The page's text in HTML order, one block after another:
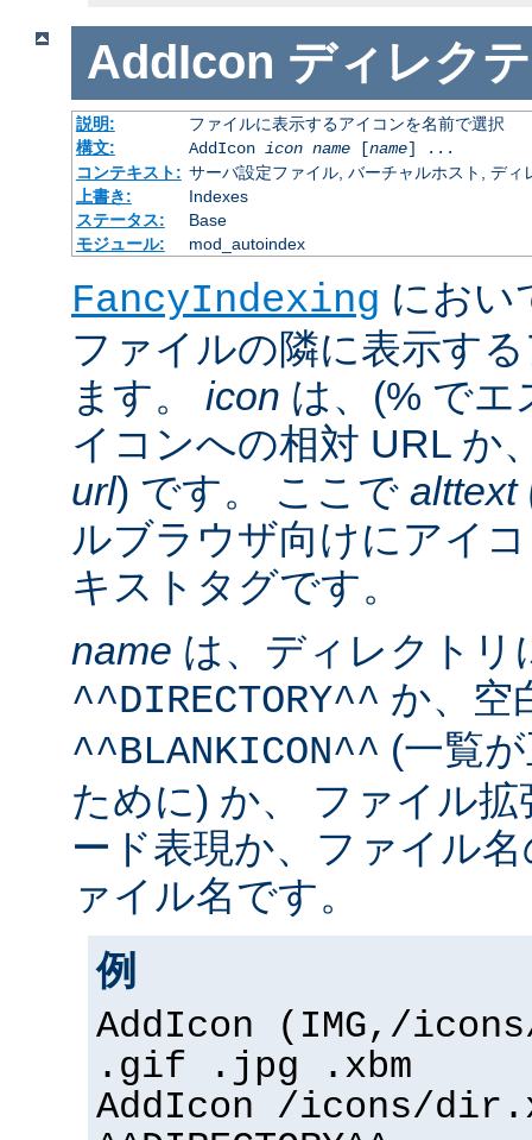
AddIcon ディレク
説明:
ファイルに表示するアイコンを名前で選択
構文:
AddIcon icon name[name] ...
コンテキスト: サーバ設定ファイル, バーチャルホスト, ディ
上書き:
Indexes
ステータス:
Base
モジュール:
mod_autoindex
FancyIndexing にお
ファイルの隣に表示す
ます。 icon は、(% でエ
イコンへの相対 URL か
url) です。 ここで alttext
ルブラウザ向けにアイ
キストタグです。
name は、ディレクトリ
^^DIRECTORY^^ か、空
^^BLANKICON^^ (一覧
ために) か、 ファイル
ード表現か、ファイル
ァイル名です。
例
AddIcon (IMG,/
.gif .jpg .xbm
AddIcon /icons/